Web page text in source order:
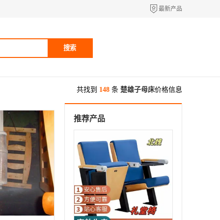
最新产品
搜索
共找到 148 条 楚雄子母床价格信息
推荐产品